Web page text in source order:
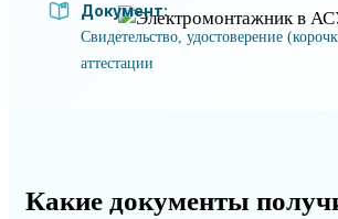
Документ:
Свидетельство, удостоверение
аттестации
Какие документы